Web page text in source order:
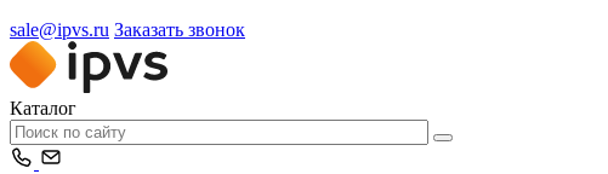
sale@ipvs.ru Заказать звонок
Каталог